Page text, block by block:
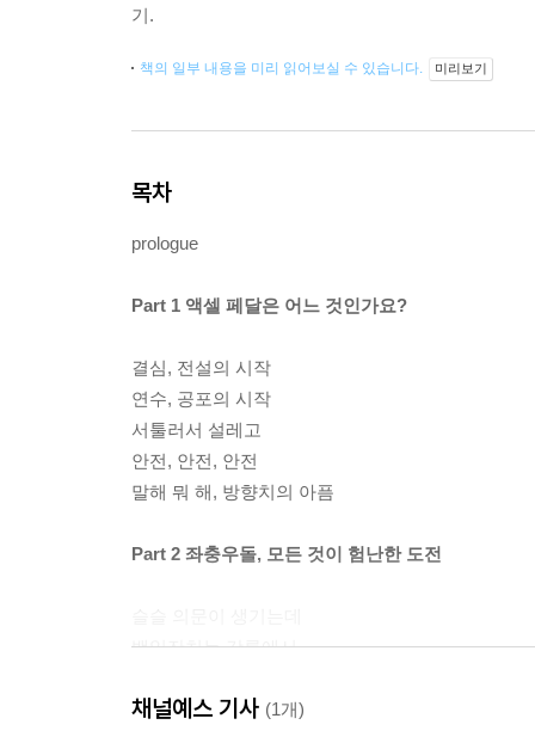
기.
책의 일부 내용을 미리 읽어보실 수 있습니다. 미리보기
목차
prologue
Part 1 액셀 페달은 어느 것인가요?
결심, 전설의 시작
연수, 공포의 시작
서툴러서 설레고
안전, 안전, 안전
말해 뭐 해, 방향치의 아픔
Part 2 좌충우돌, 모든 것이 험난한 도전
백일잔치는 강릉에서
하이패스, 패스해도 되나요?
채널예스 기사 (1개)